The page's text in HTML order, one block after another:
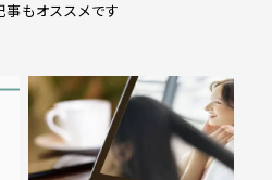
事もオススメです